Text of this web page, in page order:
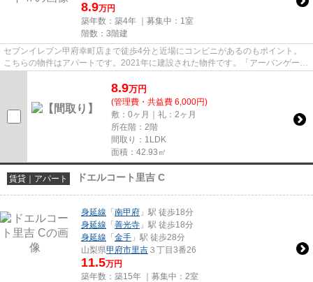
8.9万円
築年数：築4年 ｜募集中： 1室
階数：3階建
セブンイレブン甲府幸町店まで徒歩4分と近場にコンビニがあるのもポイント。
こちらの物件はアパートです。2021年に建設された物件です。「アーバンゲート
8.9万円
(管理費・共益費 6,000円)
敷：0ヶ月｜礼：2ヶ月
所在階：2階
間取り：1LDK
面積：42.93㎡
賃貸｜アパート ドエルコート里吉 C
身延線 「 南甲府 」駅 徒歩18分
身延線 「 善光寺 」駅 徒歩18分
身延線 「 金手 」駅 徒歩28分
山梨県甲府市里吉 ３丁目3番26
11.5万円
築年数：築15年 ｜募集中： 2室